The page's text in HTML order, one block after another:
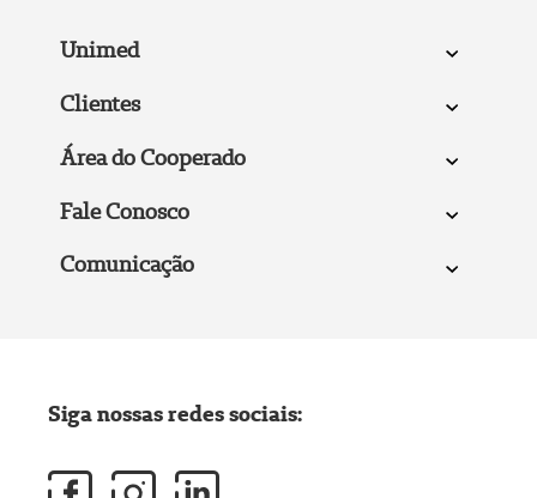
Unimed
Clientes
Área do Cooperado
Fale Conosco
Comunicação
Siga nossas redes sociais: